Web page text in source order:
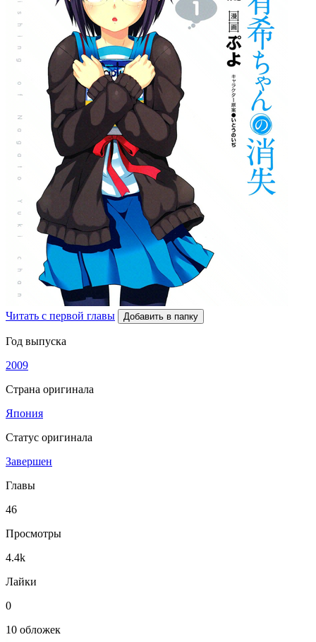
Читать с первой главы Добавить в папку
Год выпуска
2009
Страна оригинала
Япония
Статус оригинала
Завершен
Главы
46
Просмотры
4.4k
Лайки
0
10 обложек